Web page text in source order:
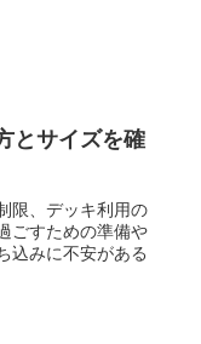
とサイズを確
限、デッキ利用の
ごすための準備や
込みに不安がある